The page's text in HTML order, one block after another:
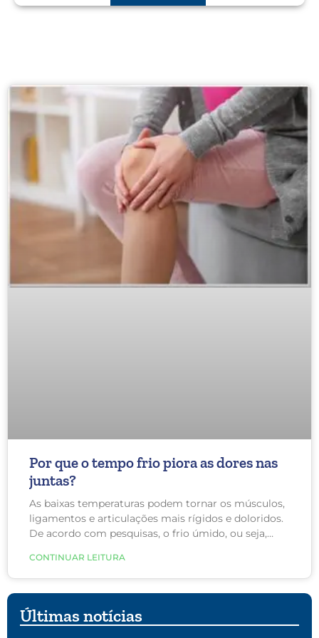
Por que o tempo frio piora as dores nas
juntas?
As baixas temperaturas podem tornar os músculos,
ligamentos e articulações mais rígidos e doloridos.
De acordo com pesquisas, o frio úmido, ou seja,
mais piora a dor.
CONTINUAR LEITURA
Últimas notícias